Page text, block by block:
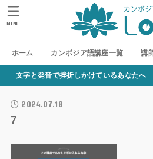
ホーム カンボジア語講座一覧 講
MENU
文字と発音で挫折しかけているあなたへ
2024.07.18
7